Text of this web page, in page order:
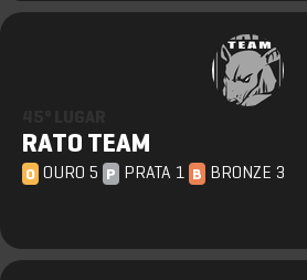
RATO TEAM
O OURO 5 P PRATA 1 B BRONZE 3